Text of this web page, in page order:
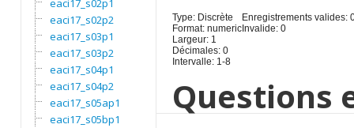
eaci17_s02p1
eaci17_s02p2
eaci17_s03p1
eaci17_s03p2
eaci17_s04p1
eaci17_s04p2
eaci17_s05ap1
eaci17_s05bp1
Type: Discrète
Format: numeric
Largeur: 1
Décimales: 0
Intervalle: 1-8
Enregistrements valides:
Invalide: 0
Questions